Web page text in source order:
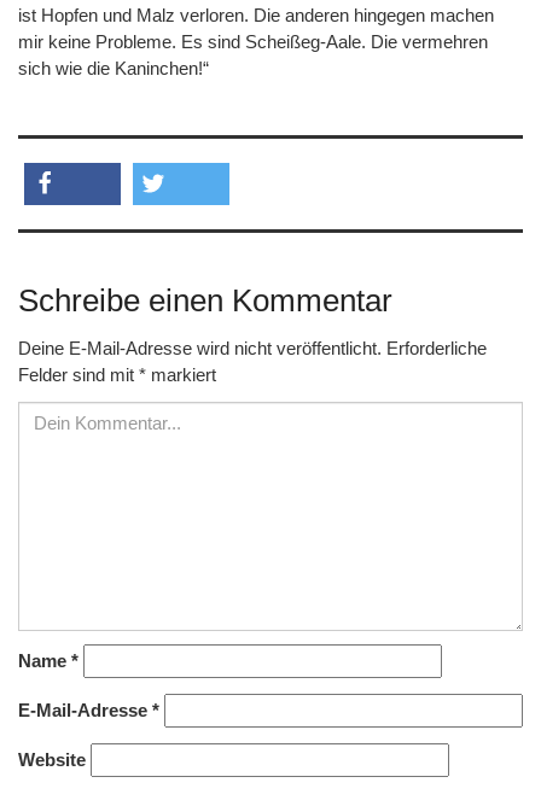
ist Hopfen und Malz verloren. Die anderen hingegen machen
mir keine Probleme. Es sind Scheißeg-Aale. Die vermehren
sich wie die Kaninchen!“
teilen twittern
Schreibe einen Kommentar
Deine E-Mail-Adresse wird nicht veröffentlicht. Erforderliche
Felder sind mit * markiert
Name *
E-Mail-Adresse *
Website